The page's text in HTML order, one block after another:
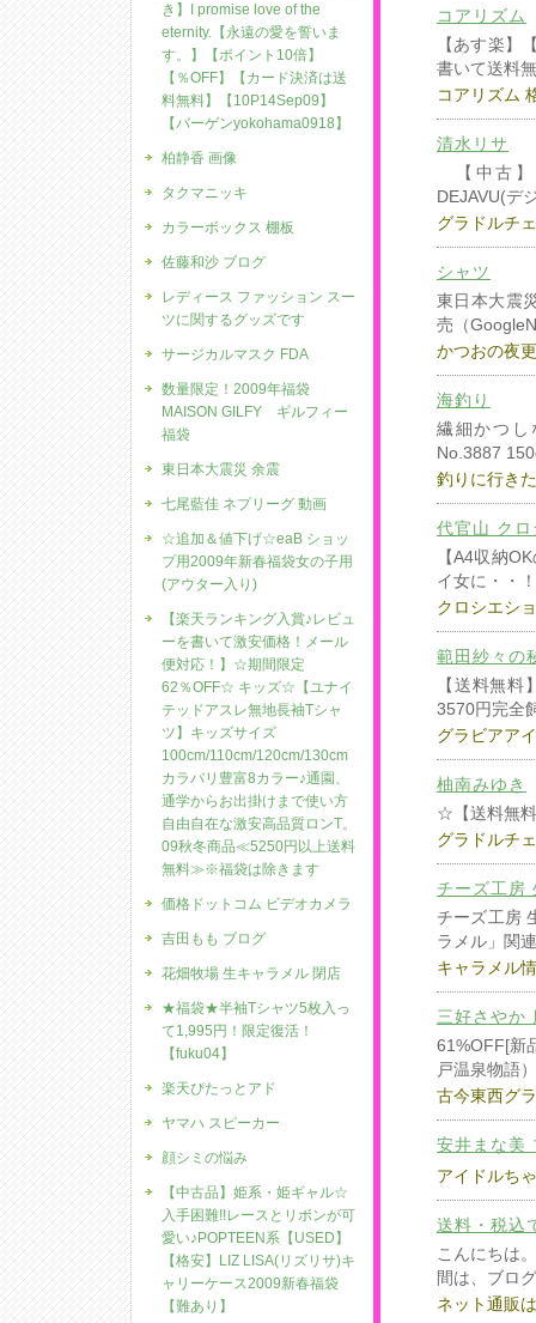
コアリズム
【あす楽】
書いて送料
コアリズム
清水リサ
【中古】
DEJAVU(デ
グラドルチ
シャツ
東日本大震
売（
かつおの夜
海釣り
繊細かつし
No.3887
釣りに行き
代官山 ク
【A4収納
イ女に・・
クロシエシ
範田紗々の
【送料無
3570円完全
グラビアア
柚南みゆき
☆【送料無
グラドルチ
チーズ工房
チーズ工房
ラメル」関
キャラメル
三好さやか
61%OFF[新
戸温泉物語
古今東西グ
安井まな美
アイドルち
送料・税込
こんにちは
間は、ブロ
ネット通販
き】I promise love of the
eternity.【永遠の愛を誓いま
す。】【ポイント10倍】
【％OFF】【カード決済は送
料無料】【10P14Sep09】
【バーゲンyokohama0918】
柏静香 画像
タクマニッキ
カラーボックス 棚板
佐藤和沙 ブログ
レディース ファッション スー
ツに関するグッズです
サージカルマスク FDA
数量限定！2009年福袋
MAISON GILFY ギルフィー
福袋
東日本大震災 余震
七尾藍佳 ネプリーグ 動画
☆追加＆値下げ☆eaB ショッ
プ用2009年新春福袋女の子用
(アウター入り)
【楽天ランキング入賞♪レビュ
ーを書いて激安価格！メール
便対応！】☆期間限定
62％OFF☆ キッズ☆【ユナイ
テッドアスレ無地長袖Tシャ
ツ】キッズサイズ
100cm/110cm/120cm/130cm
カラバリ豊富8カラー♪通園、
通学からお出掛けまで使い方
自由自在な激安高品質ロンT。
09秋冬商品≪5250円以上送料
無料≫※福袋は除きます
価格ドットコム ビデオカメラ
吉田もも ブログ
花畑牧場 生キャラメル 閉店
★福袋★半袖Tシャツ5枚入っ
て1,995円！限定復活！
【fuku04】
楽天ぴたっとアド
ヤマハ スピーカー
顔シミの悩み
【中古品】姫系・姫ギャル☆
入手困難!!レースとリボンが可
愛い♪POPTEEN系【USED】
【格安】LIZ LISA(リズリサ)キ
ャリーケース2009新春福袋
【難あり】